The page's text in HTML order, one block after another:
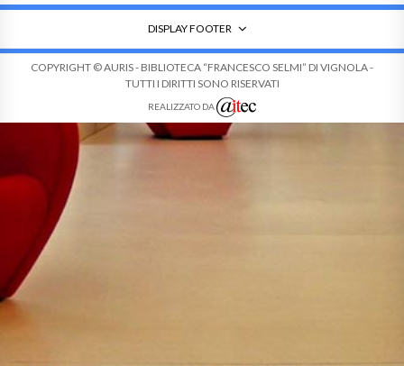
DISPLAY FOOTER
COPYRIGHT © AURIS - BIBLIOTECA “FRANCESCO SELMI” DI VIGNOLA -
TUTTI I DIRITTI SONO RISERVATI
REALIZZATO DA